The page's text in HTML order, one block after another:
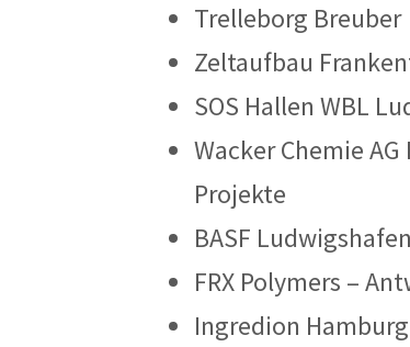
Trelleborg Breuber
Zeltaufbau
SOS Hallen WBL
Wacker Chemie
Projekte
BASF Ludwigshafen
FRX Polymers –
Ingredion Hamburg